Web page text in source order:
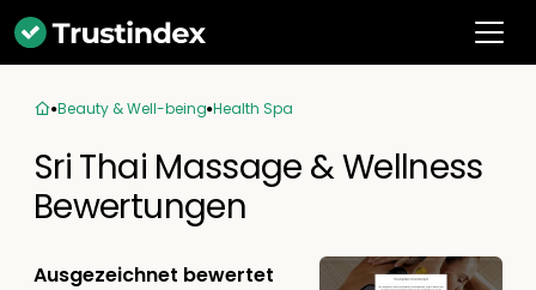
Beauty & Well-being Health Spa
Sri Thai Massage & Wellness
Bewertungen
Ausgezeichnet bewertet